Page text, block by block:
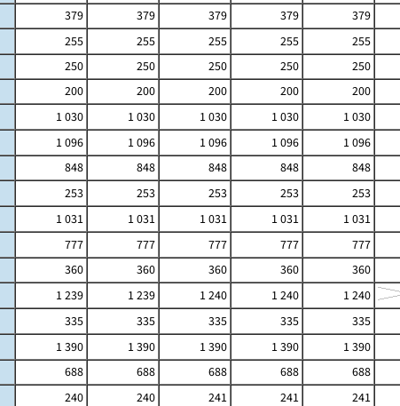
379 379 379 379 379
255 255 255 255 255
250 250 250 250 250
200 200 200 200 200
1 030 1 030 1 030 1 030 1 030
1 096 1 096 1 096 1 096 1 096
848 848 848 848 848
253 253 253 253 253
1 031 1 031 1 031 1 031 1 031
777 777 777 777 777
360 360 360 360 360
1 239 1 239 1 240 1 240
1 240
335 335 335 335 335
1 390 1 390 1 390 1 390 1 390
688 688 688 688 688
240 240 241 241 241